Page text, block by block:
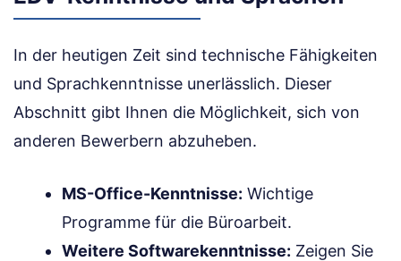
In der heutigen Zeit sind technische Fähigkeiten
und Sprachkenntnisse unerlässlich. Dieser
Abschnitt gibt Ihnen die Möglichkeit, sich von
anderen Bewerbern abzuheben.
MS-Office-Kenntnisse: Wichtige
Programme für die Büroarbeit.
Weitere Softwarekenntnisse: Zeigen Sie